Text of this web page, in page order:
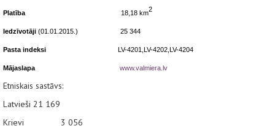
Platība 18,18 km2
Iedzīvotāji (01.01.2015.) 25 344
Pasta indeksi LV-4201 ,LV-4202,LV-4204
Mājaslapa www.valmiera.lv
Etniskais sastāvs:
Latvieši 21 169
Krievi 3 056